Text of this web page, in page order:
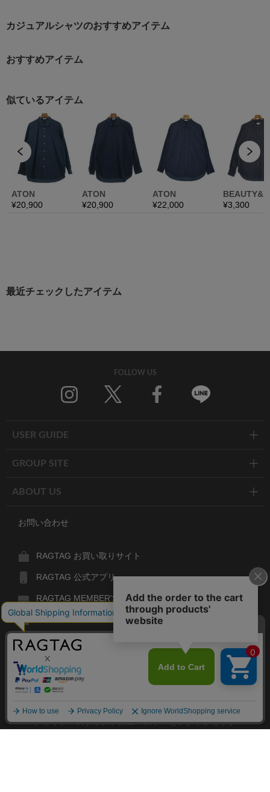
カジュアルシャツのおすすめアイテム
おすすめアイテム
最近チェックしたアイテム
FOLLOW US
USER GUIDE
GROUP SITE
ABOUT US
お問い合わせ
RAGTAG お買い取りサイト
RAGTAG 公式アプリ
RAGTAG MEMBER'S CARD
RAGTAG MAGAZINE
RAGTAG Global
RAGTAG
デザイナーズブランドのユーズド・セレクトショップ